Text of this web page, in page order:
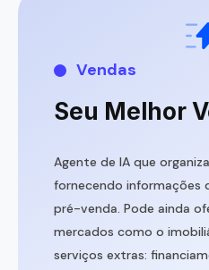
Vendas
Seu Melhor
Agente de IA que
fornecendo informações
pré-venda. Pode ainda
mercados como o
serviços extras: